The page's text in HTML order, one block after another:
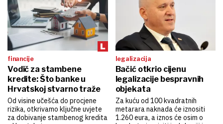
financije
Vodič za stambene
kredite: Što banke u
Hrvatskoj stvarno traže
Od visine učešća do procjene
rizika, otkrivamo ključne uvjete
za dobivanje stambenog kredita
legalizacija
Bačić otkrio cijenu
legalizacije bespravnih
objekata
Za kuću od 100 kvadratnih
metarara naknada će iznositi
1.260 eura, a iznos će osim o